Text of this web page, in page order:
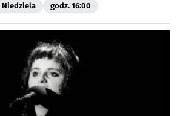
Niedziela godz. 16:00